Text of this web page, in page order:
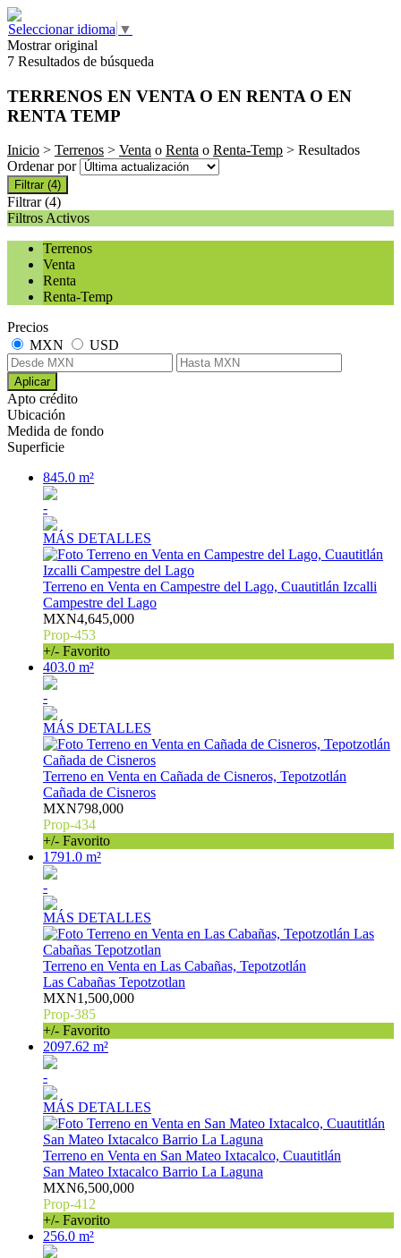
Seleccionar idioma ▼
Mostrar original
7 Resultados de búsqueda
TERRENOS EN VENTA O EN RENTA O EN
RENTA TEMP
Inicio > Terrenos > Venta o Renta o Renta-Temp > Resultados
Ordenar por
Filtrar (4)
Filtrar (4)
Filtros Activos
Terrenos
Venta
Renta
Renta-Temp
Precios
MXN
USD
Aplicar
Apto crédito
Ubicación
Medida de fondo
Superficie
845.0 m²
-
MÁS DETALLES
Terreno en Venta en Campestre del Lago, Cuautitlán Izcalli
Campestre del Lago
MXN4,645,000
Prop-453
+/- Favorito
403.0 m²
-
MÁS DETALLES
Terreno en Venta en Cañada de Cisneros, Tepotzotlán
Cañada de Cisneros
MXN798,000
Prop-434
+/- Favorito
1791.0 m²
-
MÁS DETALLES
Terreno en Venta en Las Cabañas, Tepotzotlán
Las Cabañas Tepotzotlan
MXN1,500,000
Prop-385
+/- Favorito
2097.62 m²
-
MÁS DETALLES
Terreno en Venta en San Mateo Ixtacalco, Cuautitlán
San Mateo Ixtacalco Barrio La Laguna
MXN6,500,000
Prop-412
+/- Favorito
256.0 m²